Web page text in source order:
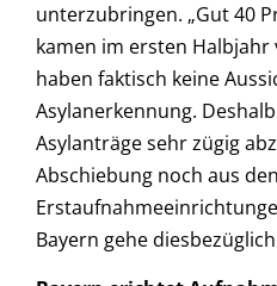
unterzubringen. „Gut 40
kamen im ersten Halbjahr
haben faktisch keine
Asylanerkennung.
Asylanträge sehr zügig
Abschiebung noch aus den
Bayern gehe